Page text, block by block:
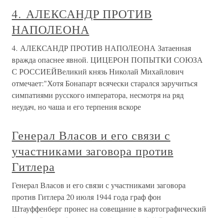
4. АЛЕКСАНДР ПРОТИВ
НАПОЛЕОНА
4. АЛЕКСАНДР ПРОТИВ НАПОЛЕОНА Затаенная
вражда опаснее явной. ЦИЦЕРОН ПОПЫТКИ СОЮЗА
С РОССИЕЙВеликий князь Николай Михайлович
отмечает:"Хотя Бонапарт всячески старался заручиться
симпатиями русского императора, несмотря на ряд
неудач, но чаша и его терпения вскоре
Генерал Власов и его связи с
участниками заговора против
Гитлера
Генерал Власов и его связи с участниками заговора
против Гитлера 20 июля 1944 года граф фон
Штауффенберг пронес на совещание в картографический